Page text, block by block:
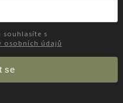
osobních údajů
se